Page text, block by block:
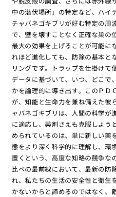
中の潜伏場所」の特定など、ハイ
チャバネゴキブリが好む特定の周
で、壁を壊すことなく正確な巣の
最大の効果を上げることが可能に
れほど進化しても、防除の基本と
リングです。トラップを仕掛けて
データに基づいて、いつ、どこで
かを論理的に導き出す。このＰＤ
が、知能と生命力を兼ね備えた彼
ャバネゴキブリは、人間の科学が
に適応し、薬剤さえも克服しよう
められているのは、単に新しい薬
態をより深く科学的に理解し、環
置くという、高度な知略の競争な
比べの最前線において、最新の防
れ、私たちの生活の安全性と衛生
かないからと諦めるのではなく、